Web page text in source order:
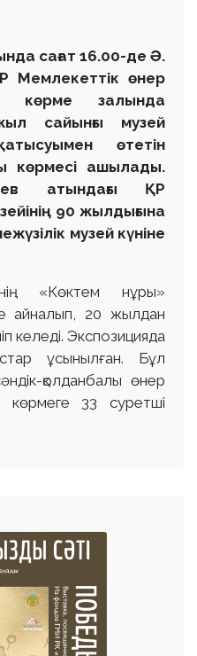
сағат 16.00-де Ә.
Мемлекеттік өнер
көрме залында
сайынғы музей
өтетін
көрмесі ашылады.
атындағы ҚР
90 жылдығына
музей күніне
«Көктем нұры»
айналып, 20 жылдан
келеді. Экспозицияда
ұсынылған. Бұл
қолданбалы өнер
33 суретші